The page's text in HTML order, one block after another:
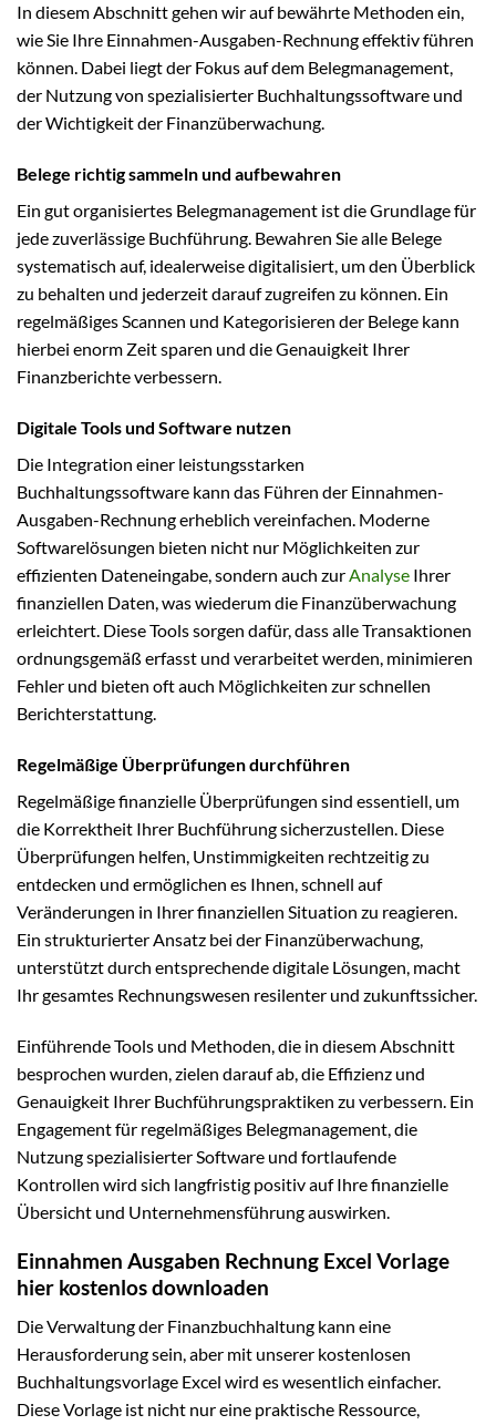
In diesem Abschnitt gehen wir auf bewährte Methoden ein,
wie Sie Ihre Einnahmen-Ausgaben-Rechnung effektiv führen
können. Dabei liegt der Fokus auf dem Belegmanagement,
der Nutzung von spezialisierter Buchhaltungssoftware und
der Wichtigkeit der Finanzüberwachung.
Belege richtig sammeln und aufbewahren
Ein gut organisiertes Belegmanagement ist die Grundlage für
jede zuverlässige Buchführung. Bewahren Sie alle Belege
systematisch auf, idealerweise digitalisiert, um den Überblick
zu behalten und jederzeit darauf zugreifen zu können. Ein
regelmäßiges Scannen und Kategorisieren der Belege kann
hierbei enorm Zeit sparen und die Genauigkeit Ihrer
Finanzberichte verbessern.
Digitale Tools und Software nutzen
Die Integration einer leistungsstarken
Buchhaltungssoftware kann das Führen der Einnahmen-
Ausgaben-Rechnung erheblich vereinfachen. Moderne
Softwarelösungen bieten nicht nur Möglichkeiten zur
effizienten Dateneingabe, sondern auch zurAnalyse Ihrer
finanziellen Daten, was wiederum die Finanzüberwachung
erleichtert. Diese Tools sorgen dafür, dass alle Transaktionen
ordnungsgemäß erfasst und verarbeitet werden, minimieren
Fehler und bieten oft auch Möglichkeiten zur schnellen
Berichterstattung.
Regelmäßige Überprüfungen durchführen
Regelmäßige finanzielle Überprüfungen sind essentiell, um
die Korrektheit Ihrer Buchführung sicherzustellen. Diese
Überprüfungen helfen, Unstimmigkeiten rechtzeitig zu
entdecken und ermöglichen es Ihnen, schnell auf
Veränderungen in Ihrer finanziellen Situation zu reagieren.
Ein strukturierter Ansatz bei der Finanzüberwachung,
unterstützt durch entsprechende digitale Lösungen, macht
Ihr gesamtes Rechnungswesen resilenter und zukunftssicher.
Einführende Tools und Methoden, die in diesem Abschnitt
besprochen wurden, zielen darauf ab, die Effizienz und
Genauigkeit Ihrer Buchführungspraktiken zu verbessern. Ein
Engagement für regelmäßiges Belegmanagement, die
Nutzung spezialisierter Software und fortlaufende
Kontrollen wird sich langfristig positiv auf Ihre finanzielle
Übersicht und Unternehmensführung auswirken.
Einnahmen Ausgaben Rechnung Excel Vorlage
hier kostenlos downloaden
Die Verwaltung der Finanzbuchhaltung kann eine
Herausforderung sein, aber mit unserer kostenlosen
Buchhaltungsvorlage Excel wird es wesentlich einfacher.
Diese Vorlage ist nicht nur eine praktische Ressource,